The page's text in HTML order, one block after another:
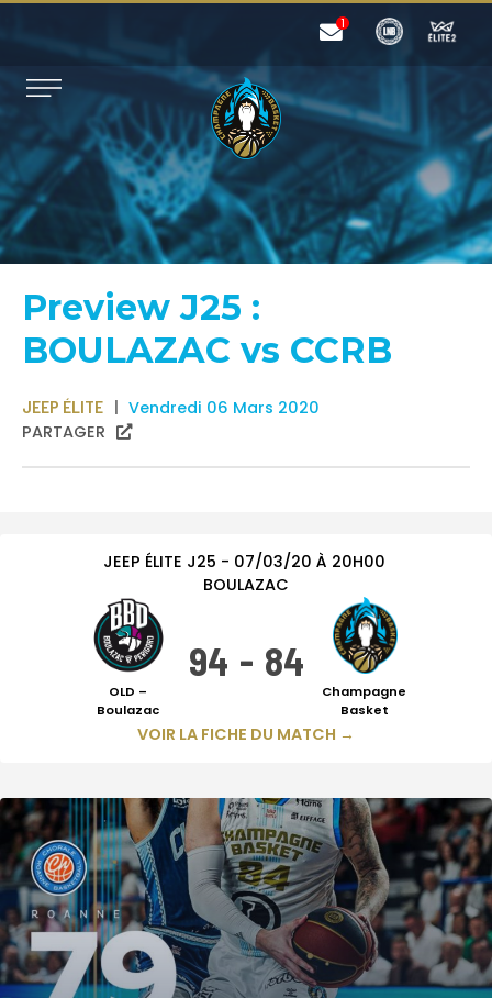
Preview J25 :
BOULAZAC vs CCRB
JEEP ÉLITE
Vendredi 06 Mars 2020
PARTAGER
JEEP ÉLITE J25 - 07/03/20 À 20H00
BOULAZAC
Champagne
Basket
84
-
94
OLD –
Boulazac
VOIR LA FICHE DU MATCH →